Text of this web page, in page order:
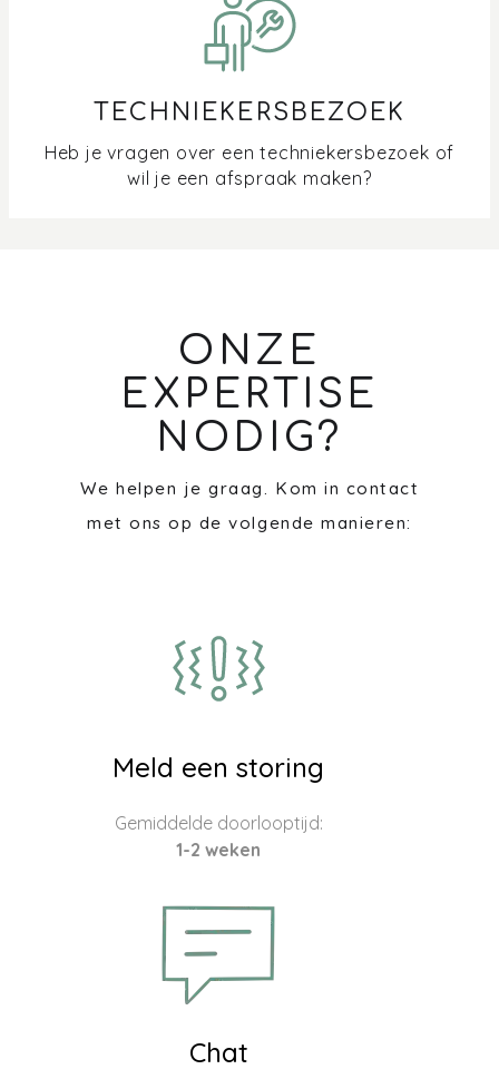
TECHNIEKERSBEZOEK
Heb je vragen over een techniekersbezoek of
wil je een afspraak maken?
ONZE
EXPERTISE
NODIG?
We helpen je graag. Kom in contact
met ons op de volgende manieren:
Meld een storing
Gemiddelde doorlooptijd:
1-2 weken
Chat